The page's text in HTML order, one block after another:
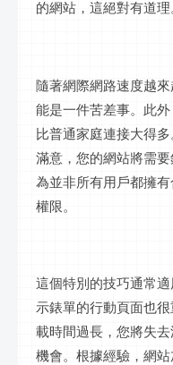
的網站，這絕對有道理
隨著網際網路速度越
能是一件苦差事。此
比普通家庭連接大得
滿意，您的網站將需
為並非所有用戶都擁
權限。
這個特別的技巧通常
示錶單的行動頁面也
載時間過長，您將失
機會。根據經驗，網